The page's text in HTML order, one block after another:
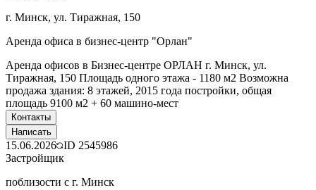
г. Минск, ул. Тиражная, 150
Аренда офиса в бизнес-центр "Орлан"
Аренда офисов в Бизнес-центре ОРЛАН г. Минск, ул.
Тиражная, 150 Площадь одного этажа - 1180 м2 Возможна
продажа здания: 8 этажей, 2015 года постройки, общая
площадь 9100 м2 + 60 машино-мест
Контакты
Написать
15.06.2026 ID 2545986
Застройщик
поблизости с г. Минск